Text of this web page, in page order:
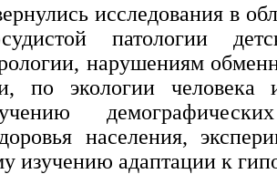
исследования в
патологии
нарушениям
по экологии
населения,
изучению адаптации к